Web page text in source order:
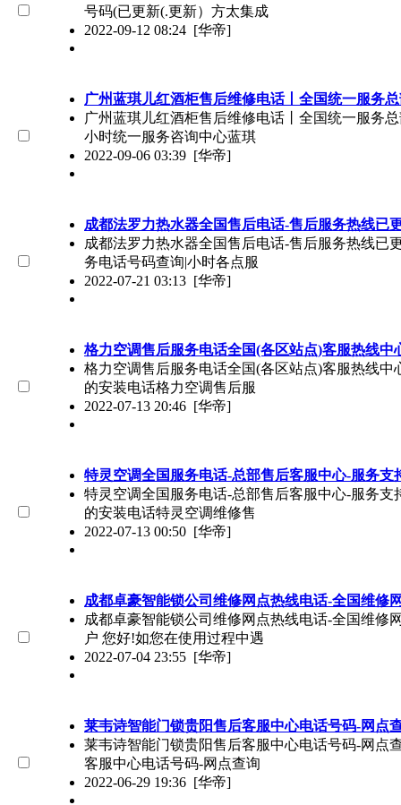
号码(已更新(.更新）方太集成
2022-09-12 08:24 [华帝]
广州蓝琪儿红酒柜售后维修电话丨全国统一服务
广州蓝琪儿红酒柜售后维修电话丨全国统一服务
小时统一服务咨询中心蓝琪
2022-09-06 03:39 [华帝]
成都法罗力热水器全国售后电话-售后服务热线已
成都法罗力热水器全国售后电话-售后服务热线已
务电话号码查询|小时各点服
2022-07-21 03:13 [华帝]
格力空调售后服务电话全国(各区站点)客服热线中
格力空调售后服务电话全国(各区站点)客服热线中
的安装电话格力空调售后服
2022-07-13 20:46 [华帝]
特灵空调全国服务电话-总部售后客服中心-服务支
特灵空调全国服务电话-总部售后客服中心-服务支
的安装电话特灵空调维修售
2022-07-13 00:50 [华帝]
成都卓豪智能锁公司维修网点热线电话-全国维修
成都卓豪智能锁公司维修网点热线电话-全国维修
户 您好!如您在使用过程中遇
2022-07-04 23:55 [华帝]
莱韦诗智能门锁贵阳售后客服中心电话号码-网点
莱韦诗智能门锁贵阳售后客服中心电话号码-网点
客服中心电话号码-网点查询
2022-06-29 19:36 [华帝]